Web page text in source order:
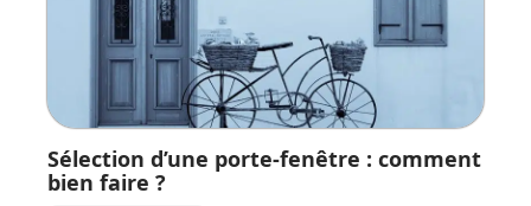
Sélection d’une porte-fenêtre : comment
bien faire ?